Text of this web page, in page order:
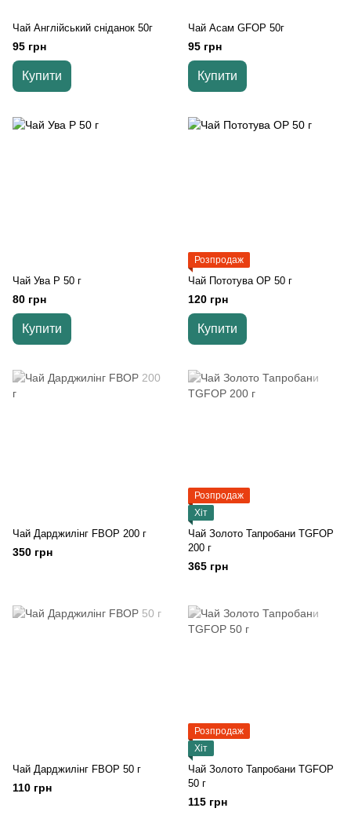
Чай Англійський сніданок 50г
95 грн
Купити
Чай Асам GFOP 50г
95 грн
Купити
Чай Ува Р 50 г
80 грн
Купити
Розпродаж
Чай Пототува OP 50 г
120 грн
Купити
Чай Дарджилінг FBOP 200 г
350 грн
Розпродаж
Хіт
Чай Золото Тапробани TGFOP
200 г
365 грн
Чай Дарджилінг FBOP 50 г
110 грн
Розпродаж
Хіт
Чай Золото Тапробани TGFOP
50 г
115 грн